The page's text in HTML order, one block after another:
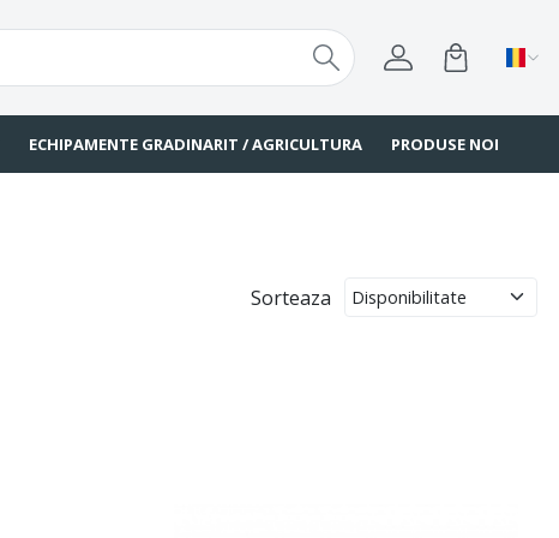
ECHIPAMENTE GRADINARIT / AGRICULTURA PRODUSE NOI
Sorteaza